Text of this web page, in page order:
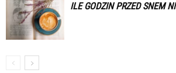
ILE GODZIN PRZED SNEM